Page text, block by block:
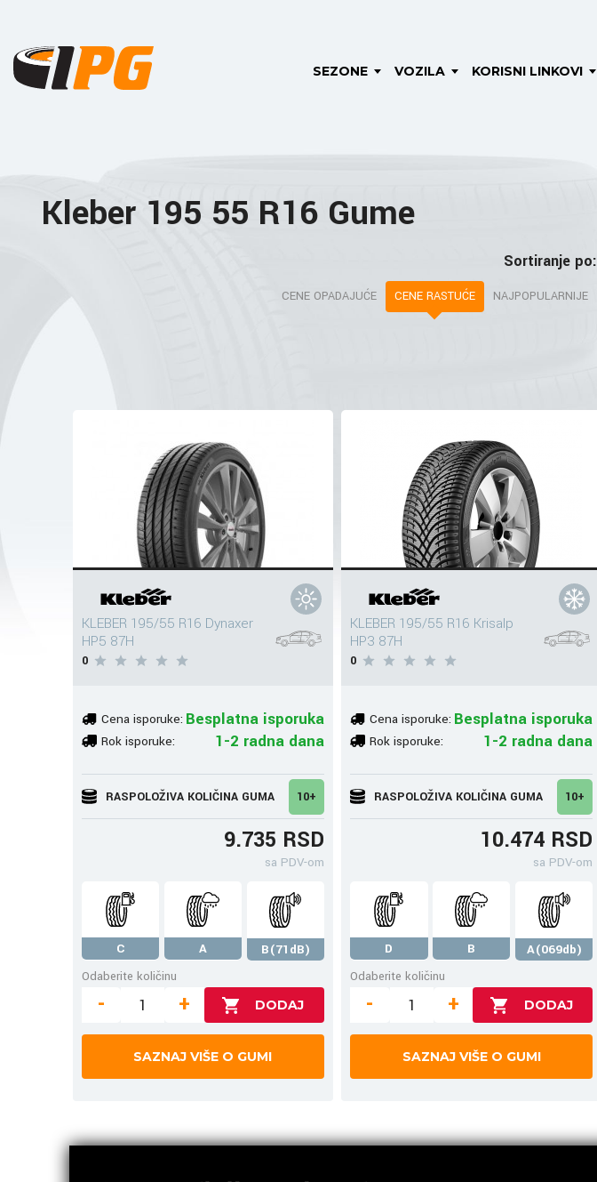
SEZONE VOZILA KORISNI LINKOVI
Kleber 195 55 R16 Gume
Sortiranje po:
CENE OPADAJUĆE CENE RASTUĆE NAJPOPULARNIJE
KLEBER 195/55 R16 Dynaxer
HP5 87H
0
Cena isporuke: Besplatna isporuka
Rok isporuke: 1-2 radna dana
RASPOLOŽIVA KOLIČINA GUMA 10+
9.735 RSD
sa PDV-om
C A
B(71dB)
Odaberite količinu
- +
SAZNAJ VIŠE O GUMI
KLEBER 195/55 R16 Krisalp
HP3 87H
0
Cena isporuke: Besplatna isporuka
Rok isporuke: 1-2 radna dana
RASPOLOŽIVA KOLIČINA GUMA 10+
10.474 RSD
sa PDV-om
D B
A(069db)
Odaberite količinu
- +
SAZNAJ VIŠE O GUMI